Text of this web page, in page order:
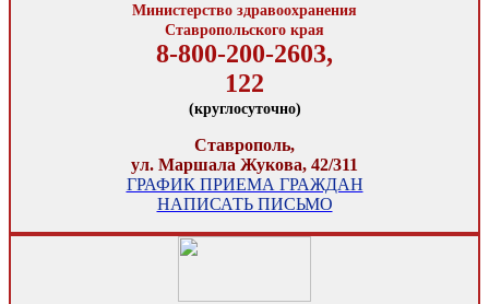
Министерство здравоохранения
Ставропольского края
8-800-200-2603,
122
(круглосуточно)
Ставрополь,
ул. Маршала Жукова, 42/311
ГРАФИК ПРИЕМА ГРАЖДАН
НАПИСАТЬ ПИСЬМО